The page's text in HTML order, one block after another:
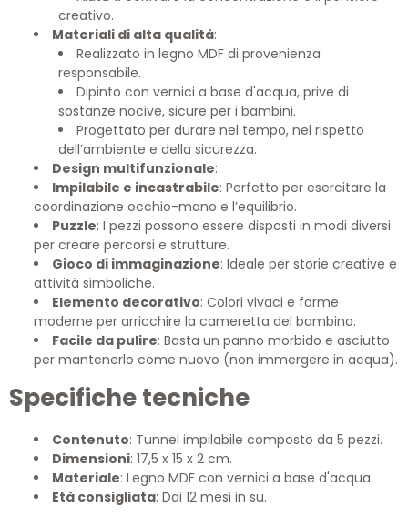
creativo.
Materiali di alta qualità:
Realizzato in legno MDF di provenienza
responsabile.
Dipinto con vernici a base d'acqua, prive di
sostanze nocive, sicure per i bambini.
Progettato per durare nel tempo, nel rispetto
dell’ambiente e della sicurezza.
Design multifunzionale:
Impilabile e incastrabile: Perfetto per esercitare la
coordinazione occhio-mano e l’equilibrio.
Puzzle: I pezzi possono essere disposti in modi diversi
per creare percorsi e strutture.
Gioco di immaginazione: Ideale per storie creative e
attività simboliche.
Elemento decorativo: Colori vivaci e forme
moderne per arricchire la cameretta del bambino.
Facile da pulire: Basta un panno morbido e asciutto
per mantenerlo come nuovo (non immergere in acqua).
Specifiche tecniche
Contenuto: Tunnel impilabile composto da 5 pezzi.
Dimensioni: 17,5 x 15 x 2 cm.
Materiale: Legno MDF con vernici a base d'acqua.
Età consigliata: Dai 12 mesi in su.